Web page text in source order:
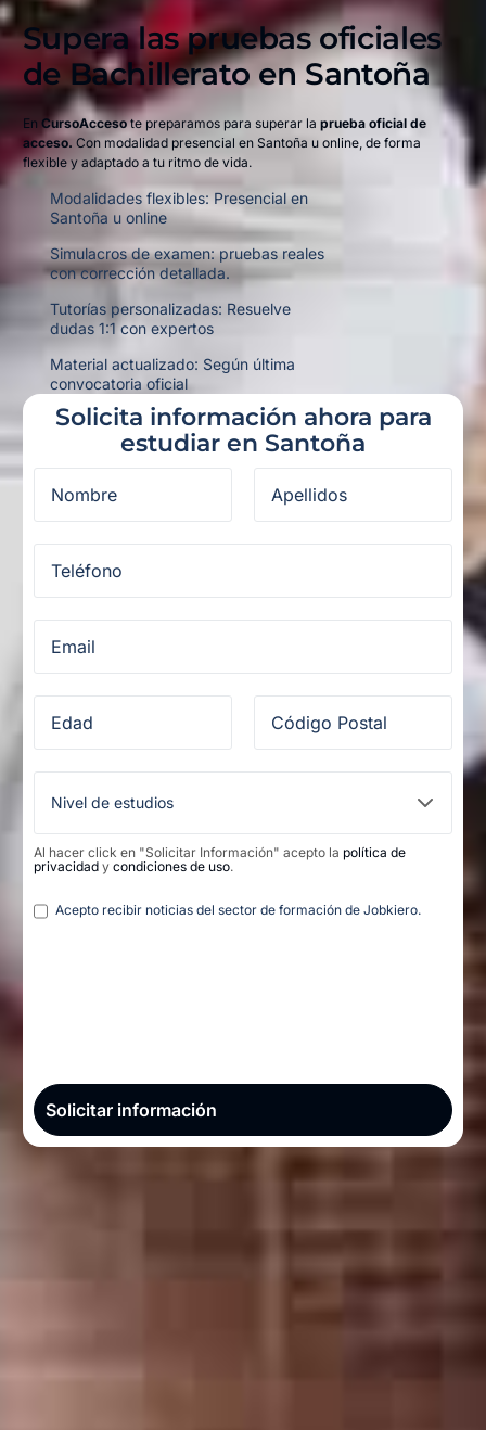
Supera las pruebas oficiales
de Bachillerato enSantoña
En CursoAccesote preparamos para superar la prueba oficial de
acceso. Con modalidad presencial en Santoña u online, de forma
flexible y adaptado a tu ritmo de vida.
Modalidades flexibles: Presencial en
Santoña u online
Simulacros de examen: pruebas reales
con corrección detallada.
Tutorías personalizadas: Resuelve
dudas 1:1 con expertos
Material actualizado: Según última
convocatoria oficial
Solicita información ahora para
estudiar en Santoña
Al hacer click en "Solicitar Información" acepto la política de
privacidad y condiciones de uso.
Acepto recibir noticias del sector de formación de Jobkiero.